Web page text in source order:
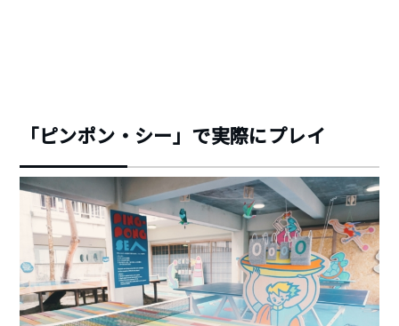
「ピンポン・シー」で実際にプレイ